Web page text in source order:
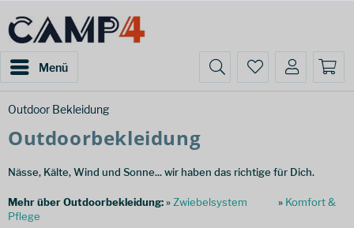
Menü
Outdoor Bekleidung
Outdoorbekleidung
Nässe, Kälte, Wind und Sonne... wir haben das richtige für Dich.
Mehr über Outdoorbekleidung:»Zwiebelsystem » Komfort &
Pflege